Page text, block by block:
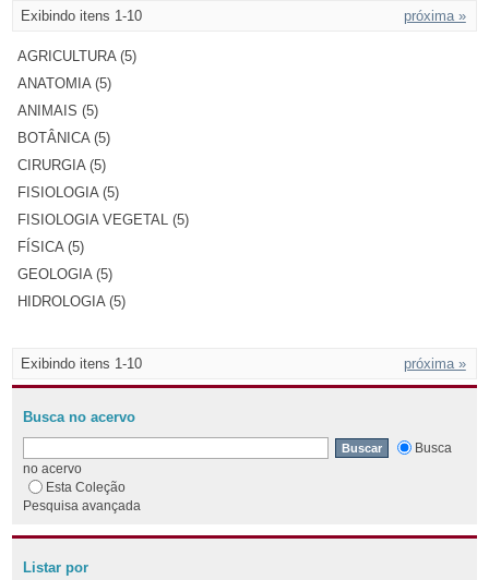
Exibindo itens 1-10 próxima »
AGRICULTURA (5)
ANATOMIA (5)
ANIMAIS (5)
BOTÂNICA (5)
CIRURGIA (5)
FISIOLOGIA (5)
FISIOLOGIA VEGETAL (5)
FÍSICA (5)
GEOLOGIA (5)
HIDROLOGIA (5)
Exibindo itens 1-10 próxima »
Busca no acervo
Busca
no acervo
Esta Coleção
Pesquisa avançada
Listar por